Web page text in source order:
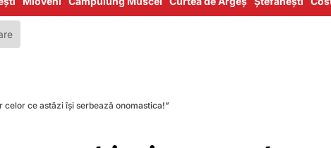
celor ce astăzi își serbează onomastica!”